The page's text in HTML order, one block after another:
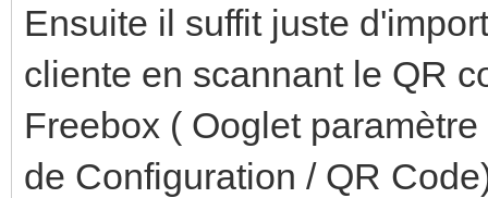
Ensuite il suffit juste
cliente en scannant le QR
Freebox ( Ooglet
de Configuration / QR